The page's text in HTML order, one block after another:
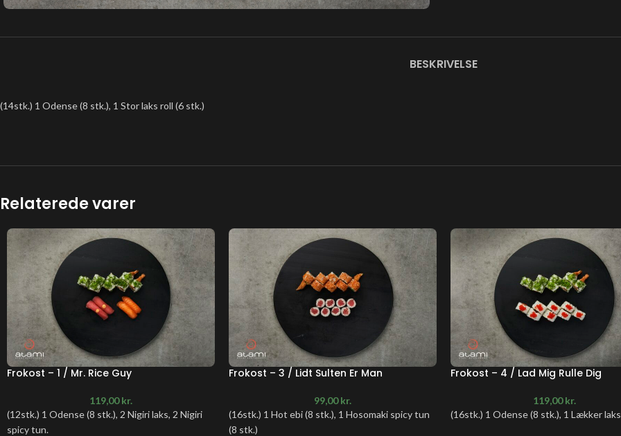
BESKRIVELSE
(14stk.) 1 Odense (8 stk.), 1 Stor laks roll (6 stk.)
Relaterede varer
Frokost – 1 / Mr. Rice Guy
119,00kr.
(12stk.) 1 Odense (8 stk.), 2 Nigiri laks, 2 Nigiri
spicy tun.
Frokost – 3 / Lidt Sulten Er Man
99,00kr.
(16stk.) 1 Hot ebi (8 stk.), 1 Hosomaki spicy tun
(8 stk.)
Frokost – 4 / Lad Mig Rulle Dig
119,00kr.
(16stk.) 1 Odense (8 stk.), 1 Lækker